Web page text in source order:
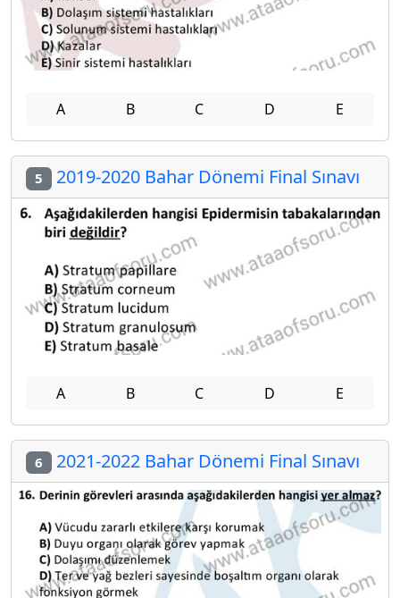
A B C D E
5 2019-2020 Bahar Dönemi Final Sınavı
A B C D E
6 2021-2022 Bahar Dönemi Final Sınavı